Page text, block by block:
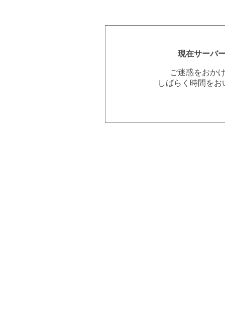
現在サーバ
ご迷惑をおか
しばらく時間を